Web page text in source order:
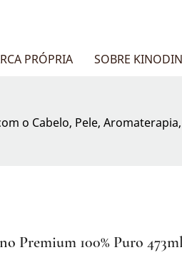
PRÓPRIA SOBRE KINODIN
o Cabelo, Pele,
Premium 100% Puro